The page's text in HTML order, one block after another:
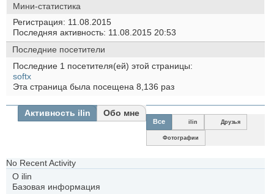
Мини-статистика
Регистрация
11.08.2015
Последняя активность 11.08.2015 20:53
Последние посетители
Последние 1 посетителя(ей) этой страницы:
softx
Эта страница была посещена 8,136 раз
Активность ilin Обо мне
Все ilin Друзья
Фотографии
No Recent Activity
О ilin
Базовая информация